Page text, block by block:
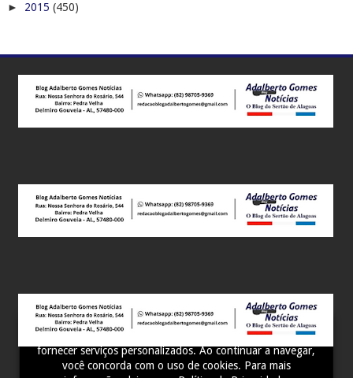
Este site utiliza cookies para melhorar sua experiência e
fornecer serviços personalizados. Ao continuar a navegar,
você concorda com o uso de cookies. Para mais
► 2015 (450)